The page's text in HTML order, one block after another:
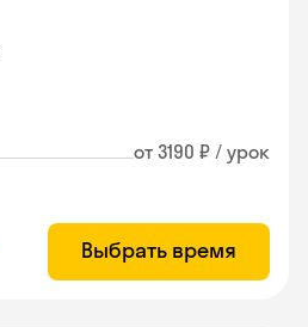
от 3190 ₽ / урок
Выбрать время